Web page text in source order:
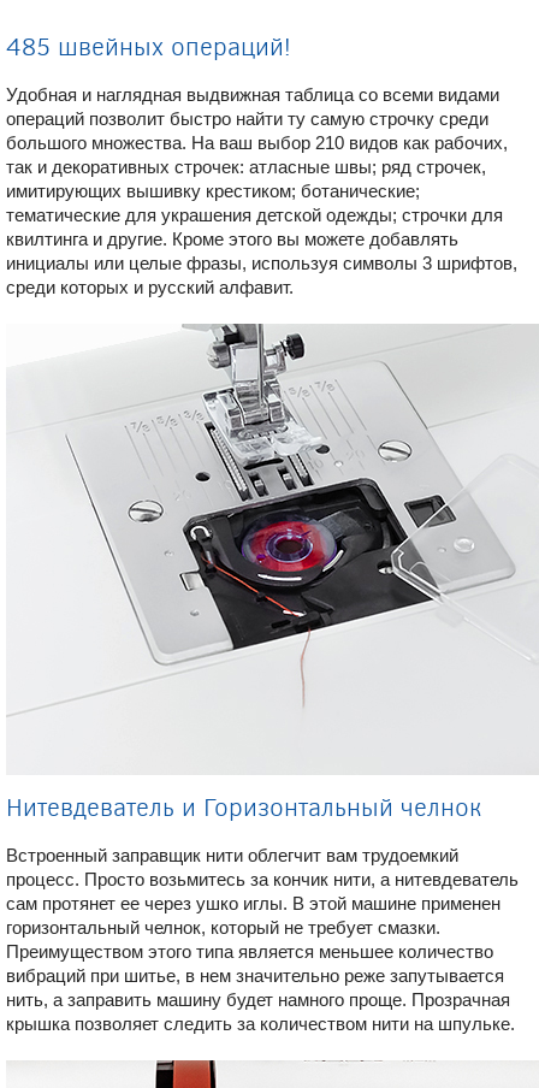
485 швейных операций!
Удобная и наглядная выдвижная таблица со всеми видами
операций позволит быстро найти ту самую строчку среди
большого множества. На ваш выбор 210 видов как рабочих,
так и декоративных строчек: атласные швы; ряд строчек,
имитирующих вышивку крестиком; ботанические;
тематические для украшения детской одежды; строчки для
квилтинга и другие. Кроме этого вы можете добавлять
инициалы или целые фразы, используя символы 3 шрифтов,
среди которых и русский алфавит.
Нитевдеватель и Горизонтальный челнок
Встроенный заправщик нити облегчит вам трудоемкий
процесс. Просто возьмитесь за кончик нити, а нитевдеватель
сам протянет ее через ушко иглы. В этой машине применен
горизонтальный челнок, который не требует смазки.
Преимуществом этого типа является меньшее количество
вибраций при шитье, в нем значительно реже запутывается
нить, а заправить машину будет намного проще. Прозрачная
крышка позволяет следить за количеством нити на шпульке.